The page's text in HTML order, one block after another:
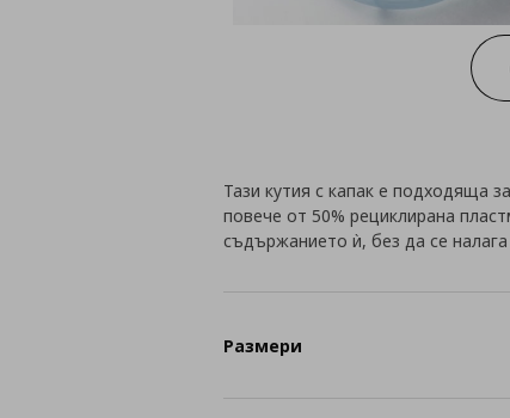
Тази кутия с капак е подходяща
повече от 50% рециклирана
съдържанието ѝ, без да се
Размери